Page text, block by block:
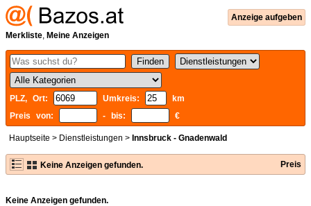
Anzeige aufgeben
Merkliste, Meine Anzeigen
PLZ, Ort: Umkreis:
km
Preis von:
- bis: €
Hauptseite > Dienstleistungen > Innsbruck - Gnadenwald
Keine Anzeigen gefunden. Preis
Keine Anzeigen gefunden.